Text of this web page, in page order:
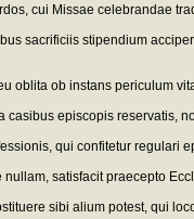
cui Missae celebrandae
sacrificiis stipendium
oblita ob instans periculum
casibus episcopis reservatis,
qui confitetur regulari
satisfacit praecepto
sibi alium potest, qui